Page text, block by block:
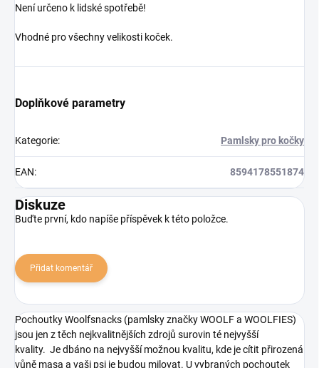
Není určeno k lidské spotřebě!
Vhodné pro všechny velikosti koček.
Doplňkové parametry
Kategorie: Pamlsky pro kočky
EAN: 8594178551874
Diskuze
Buďte první, kdo napíše příspěvek k této položce.
Přidat komentář
Pochoutky Woolfsnacks (pamlsky značky WOOLF a WOOLFIES)
jsou jen z těch nejkvalitnějších zdrojů surovin té nejvyšší
kvality. Je dbáno na nejvyšší možnou kvalitu, kde je cítit přirozená
vůně masa a vaši psi je budou milovat. U vybraných pochoutek